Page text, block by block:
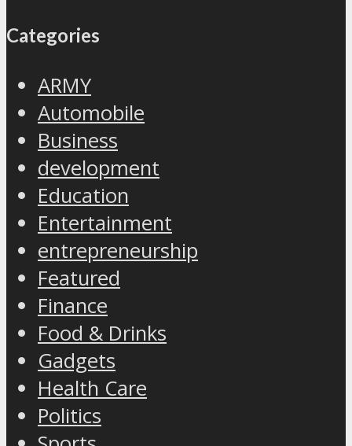
Categories
ARMY
Automobile
Business
development
Education
Entertainment
entrepreneurship
Featured
Finance
Food & Drinks
Gadgets
Health Care
Politics